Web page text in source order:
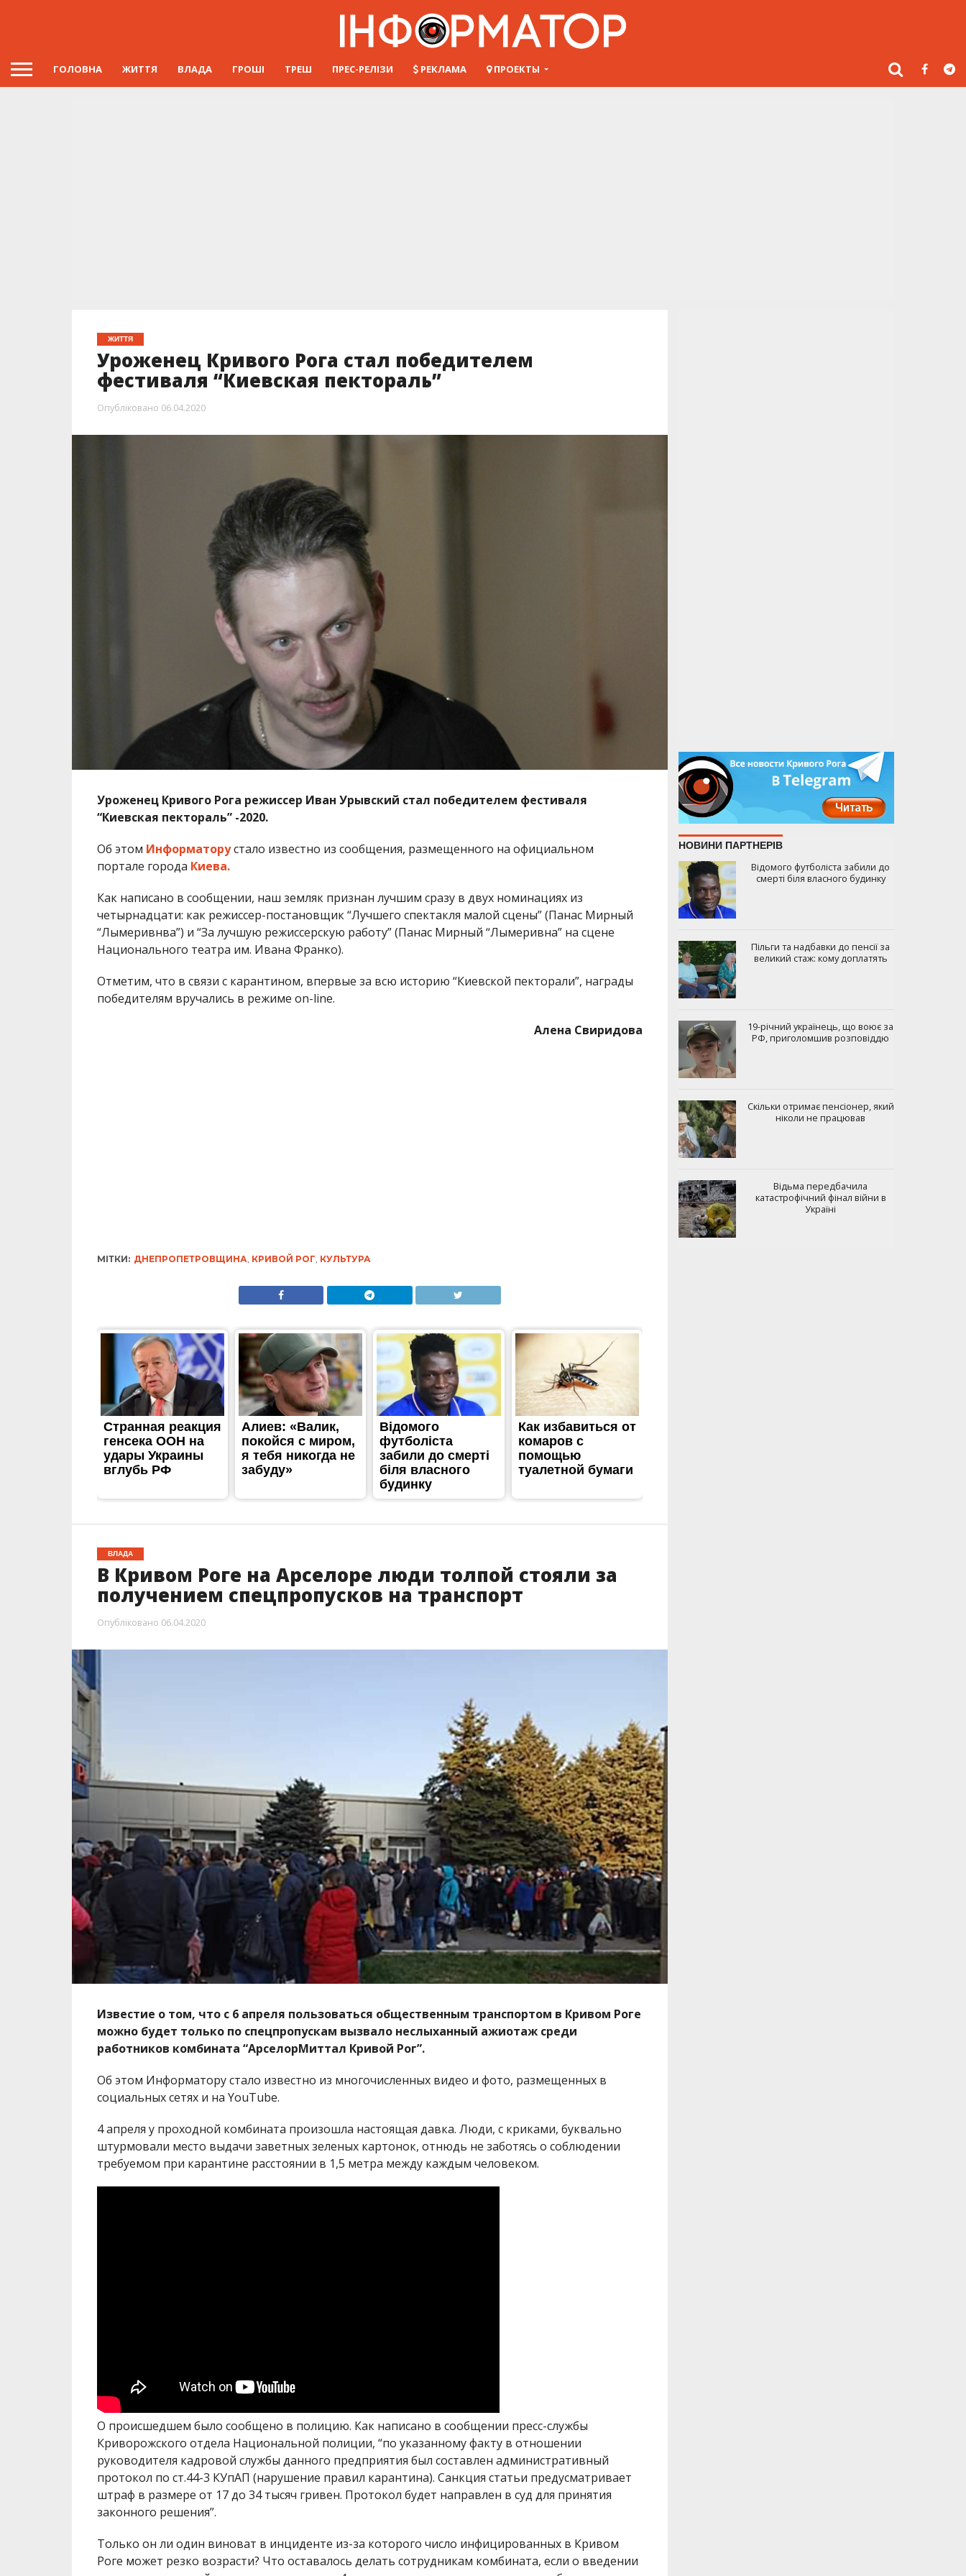
ГОЛОВНА ЖИТТЯ ВЛАДА ГРОШІ ТРЕШ ПРЕС-РЕЛІЗИ РЕКЛАМА ПРОЕКТЫ
ЖИТТЯ
Уроженец Кривого Рога стал победителем
фестиваля “Киевская пектораль”
Опубліковано 06.04.2020
Уроженец Кривого Рога режиссер Иван Урывский стал победителем фестиваля
“Киевская пектораль” -2020.
Об этом Информаторустало известно из сообщения, размещенного на официальном
портале города Киева.
Как написано в сообщении, наш земляк признан лучшим сразу в двух номинациях из
четырнадцати: как режиссер-постановщик “Лучшего спектакля малой сцены” (Панас Мирный
“Лымеривнва”) и “За лучшую режиссерскую работу” (Панас Мирный “Лымеривна” на сцене
Национального театра им. Ивана Франко).
Отметим, что в связи с карантином, впервые за всю историю “Киевской пекторали”, награды
победителям вручались в режиме on-line.
Алена Свиридова
МІТКИ: ДНЕПРОПЕТРОВЩИНА КРИВОЙ РОГ КУЛЬТУРА
ВЛАДА
В Кривом Роге на Арселоре люди толпой стояли за
получением спецпропусков на транспорт
Опубліковано 06.04.2020
Известие о том, что с 6 апреля пользоваться общественным транспортом в Кривом Роге
можно будет только по спецпропускам вызвало неслыханный ажиотаж среди
работников комбината “АрселорМиттал Кривой Рог”.
Об этом Информатору стало известно из многочисленных видео и фото, размещенных в
социальных сетях и на YouTube.
4 апреля у проходной комбината произошла настоящая давка. Люди, с криками, буквально
штурмовали место выдачи заветных зеленых картонок, отнюдь не заботясь о соблюдении
требуемом при карантине расстоянии в 1,5 метра между каждым человеком.
О происшедшем было сообщено в полицию. Как написано в сообщении пресс-службы
Криворожского отдела Национальной полиции, “по указанному факту в отношении
руководителя кадровой службы данного предприятия был составлен административный
протокол по ст.44-3 КУпАП (нарушение правил карантина). Санкция статьи предусматривает
штраф в размере от 17 до 34 тысяч гривен. Протокол будет направлен в суд для принятия
законного решения”.
Только он ли один виноват в инциденте из-за которого число инфицированных в Кривом
Роге может резко возрасти? Что оставалось делать сотрудникам комбината, если о введении